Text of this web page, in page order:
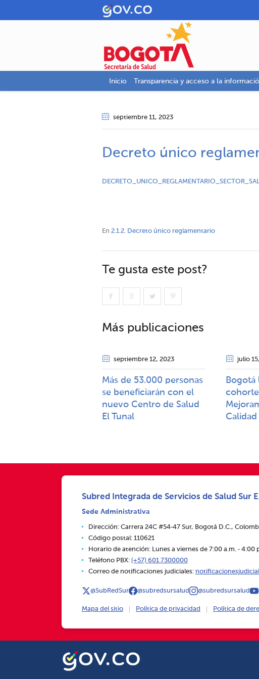
Inicio Transparencia y acceso a la
septiembre 11, 2023
Decreto único
En 2.1.2. Decreto único reglamentario
Te gusta este post?
Más publicaciones
septiembre 12, 2023
Más de 53.000 personas
se beneficiarán con el
nuevo Centro de Salud
El Tunal
julio 15
Bogotá
Calidad​​
Subred Integrada de Servicios de Salud Sur
Sede Administrativa
Dirección: Carrera 24C #54‑47 Sur, Bogotá D.C.,
Código postal: 110621
Horario de atención: Lunes a viernes de 7:00 a.m. ‑ 4:00
Teléfono PBX: (+57) 601 7300000
Correo de notificaciones judiciales:
@SubRedSur @subredsursalud @subredsursalud
Mapa del sitio Política de privacidad Política de